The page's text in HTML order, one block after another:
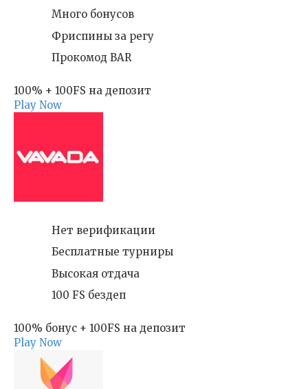
Много бонусов
Фриспины за регу
Прокомод BAR
100% + 100FS на депозит
Play Now
Нет верификации
Бесплатные турниры
Высокая отдача
100 FS бездеп
100% бонус + 100FS на депозит
Play Now